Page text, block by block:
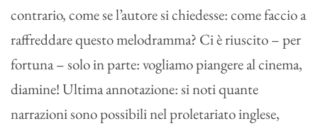
contrario, come se l’autore si chiedesse: come faccio a
raffreddare questo melodramma? Ci è riuscito – per
fortuna – solo in parte: vogliamo piangere al cinema,
diamine! Ultima annotazione: si noti quante
narrazioni sono possibili nel proletariato inglese,